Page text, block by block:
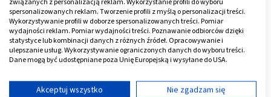
schorzeń. Organizm nie daje sobie rady z trawieniem
wszystkich dostarczanych składników.
Reklama
spersonalizowanych reklam. Tworzenie profili z myślą o personalizacji treści.
Wykorzystywanie profili w doborze spersonalizowanych treści. Pomiar
wydajności reklam. Pomiar wydajności treści. Poznawanie odbiorców dzięki
statystyce lub kombinacji danych z różnych źródeł. Opracowywanie i
ulepszanie usług. Wykorzystywanie ograniczonych danych do wyboru treści.
Dane mogą być udostępniane poza Unię Europejską i wysyłane do USA.
Wyświetl listę partnerów (11 dostawców IAB)
Akceptuj wszystko
Nie zgadzam się